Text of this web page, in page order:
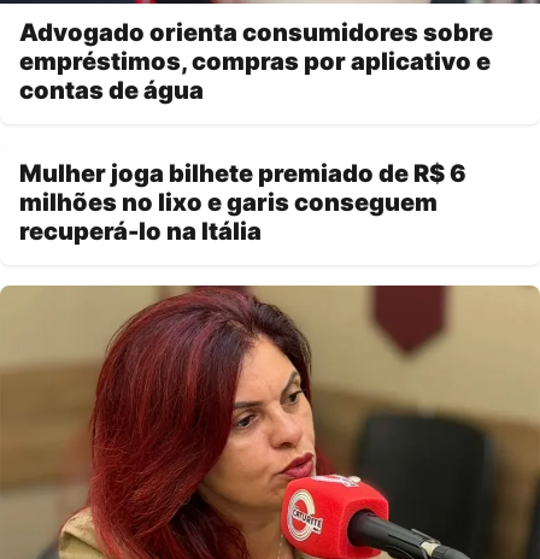
Advogado orienta consumidores sobre
empréstimos, compras por aplicativo e
contas de água
Mulher joga bilhete premiado de R$ 6
milhões no lixo e garis conseguem
recuperá-lo na Itália